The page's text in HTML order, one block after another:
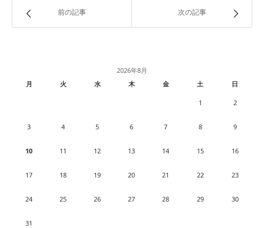
前の記事 次の記事
2026年8月
月
火 水 木 金 土 日
1 2
3 4 5 6 7 8 9
10 11 12 13 14 15 16
17 18 19 20 21 22 23
24 25 26 27 28 29 30
31